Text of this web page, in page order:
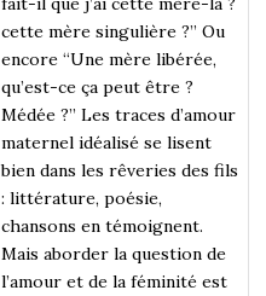
cette mère singulière ?” Ou
encore “Une mère libérée,
qu’est-ce ça peut être ?
Médée ?” Les traces d’amour
maternel idéalisé se lisent
bien dans les rêveries des fils
: littérature, poésie,
chansons en témoignent.
Mais aborder la question de
l’amour et de la féminité est